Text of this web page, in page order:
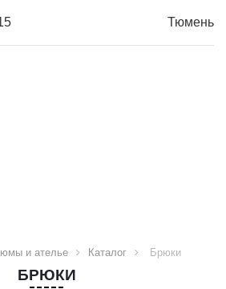
Тюмень
и ателье Каталог Брюки
БРЮКИ